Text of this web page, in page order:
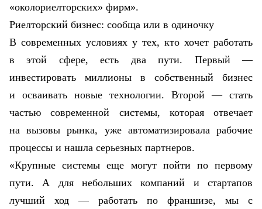
«околориелторских» фирм».
Риелторский бизнес: сообща или в одиночку
В современных условиях у тех, кто хочет работать
в этой сфере, есть два пути. Первый —
инвестировать миллионы в собственный бизнес
и осваивать новые технологии. Второй — стать
частью современной системы, которая отвечает
на вызовы рынка, уже автоматизировала рабочие
процессы и нашла серьезных партнеров.
«Крупные системы еще могут пойти по первому
пути. А для небольших компаний и стартапов
лучший ход — работать по франшизе, мы с